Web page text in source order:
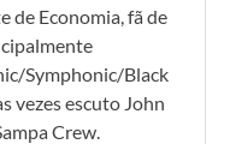
de Economia, fã de
Symphonic/Black
vezes escuto John
Crew.